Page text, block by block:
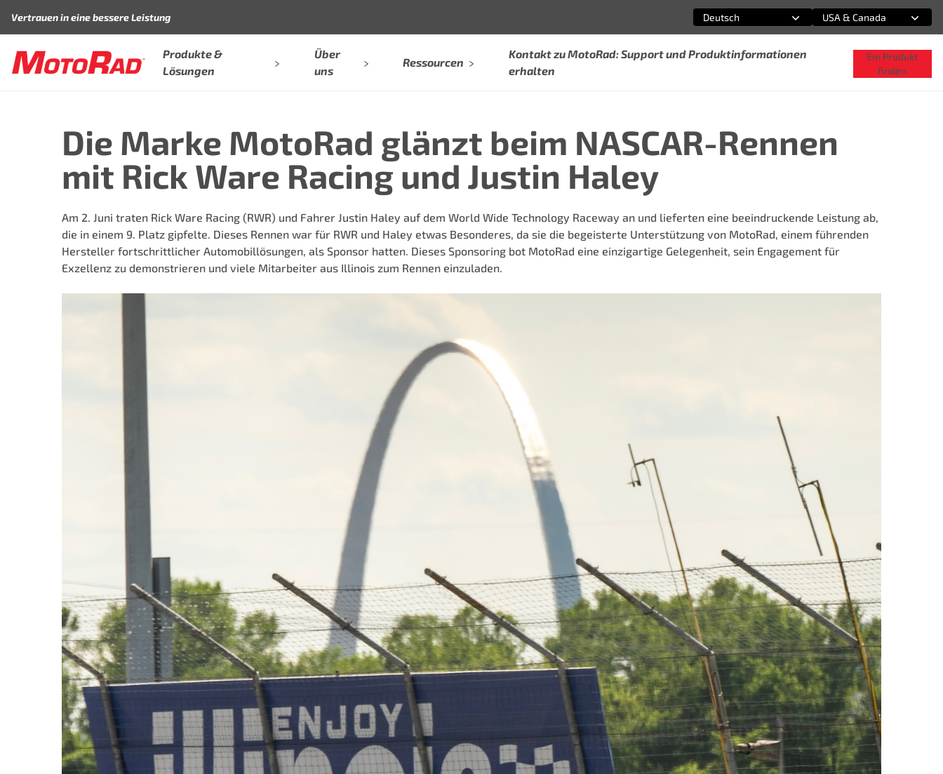
Vertrauen in eine bessere Leistung
Wählen Sie eine Option
Deutsch
Wählen Sie eine Option
USA & Canada
Produkte &
Lösungen
Über
uns
Ressourcen
Kontakt zu MotoRad: Support und Produktinformationen
erhalten
Ein Produkt
finden
Die Marke MotoRad glänzt beim NASCAR-Rennen
mit Rick Ware Racing und Justin Haley
Am 2. Juni traten Rick Ware Racing (RWR) und Fahrer Justin Haley auf dem World Wide Technology Raceway an und lieferten eine beeindruckende Leistung ab,
die in einem 9. Platz gipfelte. Dieses Rennen war für RWR und Haley etwas Besonderes, da sie die begeisterte Unterstützung von MotoRad, einem führenden
Hersteller fortschrittlicher Automobillösungen, als Sponsor hatten. Dieses Sponsoring bot MotoRad eine einzigartige Gelegenheit, sein Engagement für
Exzellenz zu demonstrieren und viele Mitarbeiter aus Illinois zum Rennen einzuladen.